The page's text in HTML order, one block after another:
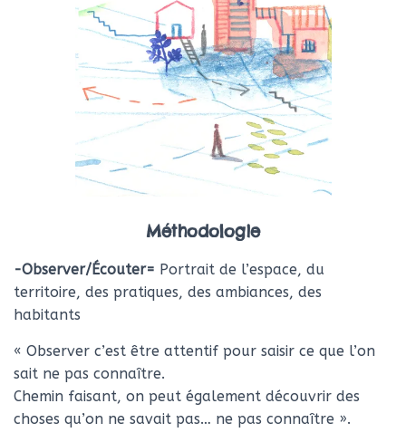
Méthodologie
-Observer/Écouter= Portrait de l’espace, du
territoire, des pratiques, des ambiances, des
habitants
« Observer c’est être attentif pour saisir ce que l’on
sait ne pas connaître.
Chemin faisant, on peut également découvrir des
choses qu’on ne savait pas… ne pas connaître ».